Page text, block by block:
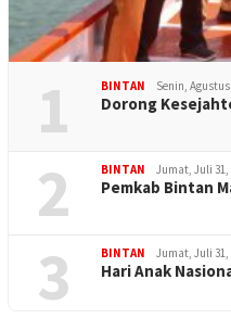
1 BINTAN Senin, Agustus
Dorong
2 BINTAN Jumat, Juli 31,
Pemkab Bintan
3 BINTAN Jumat, Juli 31,
Hari Anak